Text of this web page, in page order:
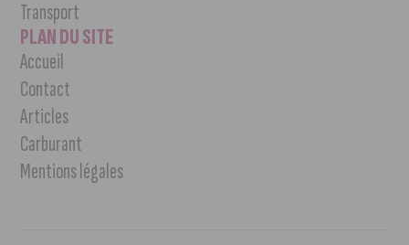
Transport
PLAN DU SITE
Accueil
Contact
Articles
Carburant
Mentions légales